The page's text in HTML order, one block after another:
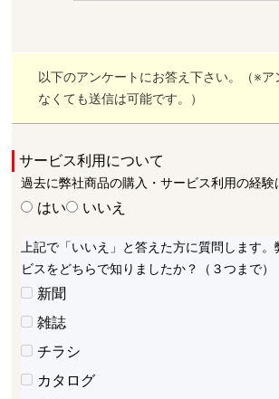
以下のアンケートにお答え下さい。（※ア
なくても送信は可能です。）
サービス利用について
過去に弊社商品の購入・サービス利用の経験
はい いいえ
上記で「いいえ」と答えた方に質問します
ビスをどちらで知りましたか？（３つまで）
新聞
雑誌
チラシ
カタログ